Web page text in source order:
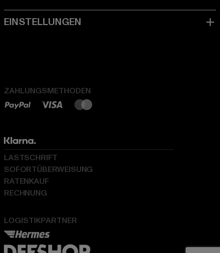
ZAHLUNGSMETHODEN
LOGISTIKPARTNER
LASTSCHRIFT
SOFORTÜBERWEISUNG
RATENKAUF
RECHNUNG